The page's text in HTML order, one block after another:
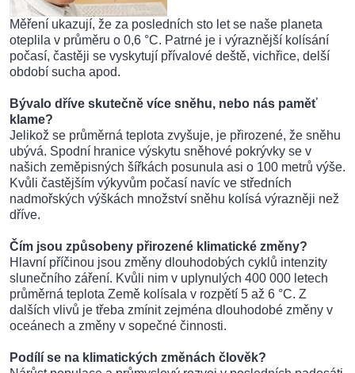
Měření ukazují, že za posledních sto let se naše planeta
oteplila v průměru o 0,6 °C. Patrné je i výraznější kolísání
počasí, častěji se vyskytují přívalové deště, vichřice, delší
období sucha apod.
Bývalo dříve skutečně více sněhu, nebo nás paměť
klame?
Jelikož se průměrná teplota zvyšuje, je přirozené, že sněhu
ubývá. Spodní hranice výskytu sněhové pokrývky se v
našich zeměpisných šířkách posunula asi o 100 metrů výše.
Kvůli častějším výkyvům počasí navíc ve středních
nadmořských výškách množství sněhu kolísá výrazněji než
dříve.
Čím jsou způsobeny přirozené klimatické změny?
Hlavní příčinou jsou změny dlouhodobých cyklů intenzity
slunečního záření. Kvůli nim v uplynulých 400 000 letech
průměrná teplota Země kolísala v rozpětí 5 až 6 °C. Z
dalších vlivů je třeba zmínit zejména dlouhodobé změny v
oceánech a změny v sopečné činnosti.
Podílí se na klimatických změnách člověk?